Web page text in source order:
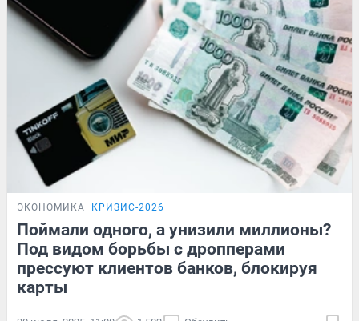
ЭКОНОМИКА КРИЗИС-2026
Поймали одного, а унизили миллионы?
Под видом борьбы с дропперами
прессуют клиентов банков, блокируя
карты